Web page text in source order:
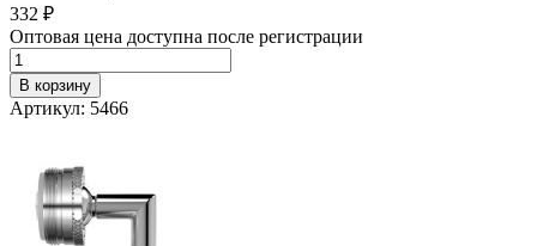
332 ₽
Оптовая цена доступна после регистрации
В корзину
Артикул: 5466